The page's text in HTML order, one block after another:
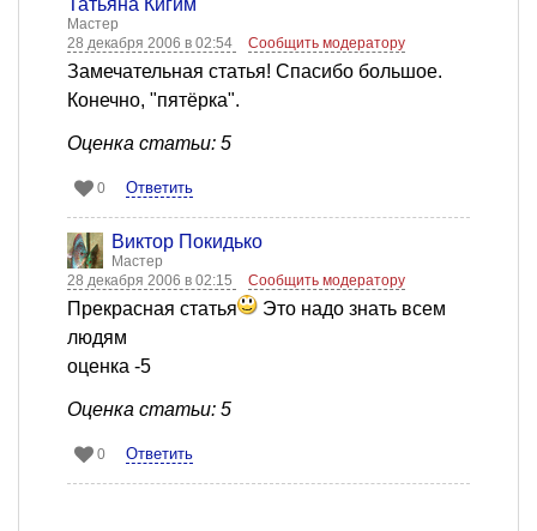
Татьяна Кигим
Мастер
28 декабря 2006 в 02:54
Сообщить модератору
Замечательная статья! Спасибо большое.
Конечно, "пятёрка".
Оценка статьи: 5
0 Ответить
Виктор Покидько
Мастер
28 декабря 2006 в 02:15
Сообщить модератору
Прекрасная статья
Это надо знать всем
людям
оценка -5
Оценка статьи: 5
0 Ответить